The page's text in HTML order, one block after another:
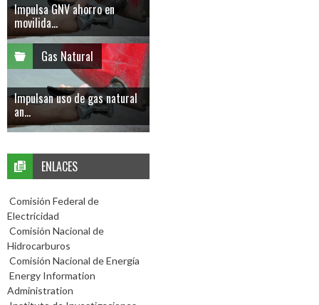
Impulsa GNV ahorro en
movilida...
Gas Natural
Impulsan uso de gas natural
an...
ENLACES
Comisión Federal de
Electricidad
Comisión Nacional de
Hidrocarburos
Comisión Nacional de Energía
Energy Information
Administration